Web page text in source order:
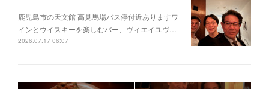
鹿児島市の天文館 高見馬場バス停付近ありますワ
インとウイスキーを楽しむバー、ヴィエイユヴ…
2026.07.17 06:07